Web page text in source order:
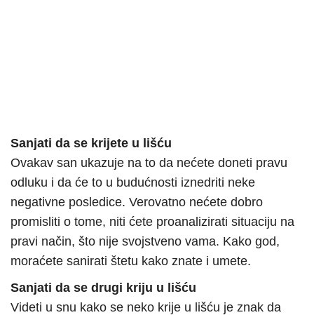
Sanjati da se krijete u lišću
Ovakav san ukazuje na to da nećete doneti pravu
odluku i da će to u budućnosti iznedriti neke
negativne posledice. Verovatno nećete dobro
promisliti o tome, niti ćete proanalizirati situaciju na
pravi način, što nije svojstveno vama. Kako god,
moraćete sanirati štetu kako znate i umete.
Sanjati da se drugi kriju u lišću
Videti u snu kako se neko krije u lišću je znak da